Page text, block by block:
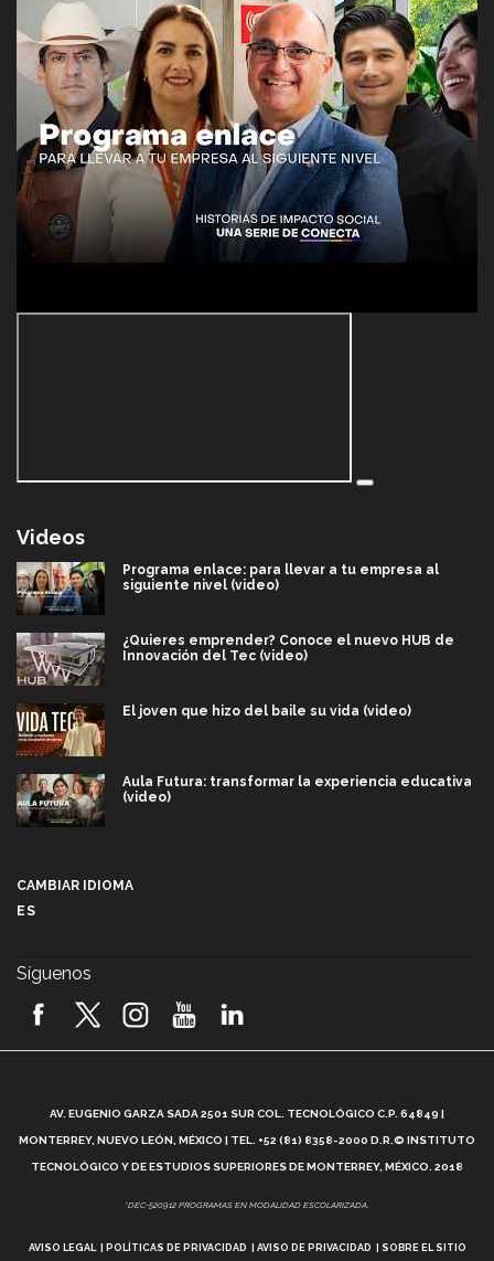
Videos
Programa enlace: para llevar a tu empresa al
siguiente nivel (video)
¿Quieres emprender? Conoce el nuevo HUB de
Innovación del Tec (video)
El joven que hizo del baile su vida (video)
Aula Futura: transformar la experiencia educativa
(video)
2026! (video)
¿Cómo es el Modelo Educativo Tec? (video)
Vida Tec: Feminismo e Inteligencia Artificial, Paola
CAMBIAR IDIOMA
ES
Síguenos
AV. EUGENIO GARZA SADA 2501 SUR COL. TECNOLÓGICO C.P. 64849 |
MONTERREY, NUEVO LEÓN, MÉXICO | TEL. +52 (81) 8358-2000 D.R.© INSTITUTO
TECNOLÓGICO Y DE ESTUDIOS SUPERIORES DE MONTERREY, MÉXICO. 2018
*DEC-520912 PROGRAMAS EN MODALIDAD ESCOLARIZADA.
AVISO LEGAL POLÍTICAS DE PRIVACIDAD AVISO DE PRIVACIDAD SOBRE EL SITIO